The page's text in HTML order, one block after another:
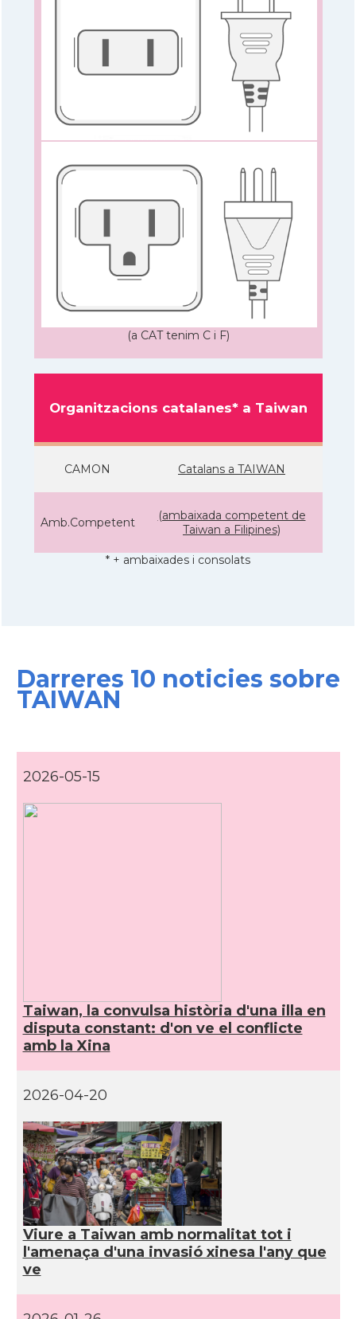
(a CAT tenim C i F)
Organitzacions catalanes* a Taiwan
CAMON Catalans a TAIWAN
Amb.Competent
(ambaixada competent de
Taiwan a Filipines)
* + ambaixades i consolats
Darreres 10 noticies sobre
TAIWAN
2026-05-15
Taiwan, la convulsa història d'una illa en
disputa constant: d'on ve el conflicte
amb la Xina
2026-04-20
Viure a Taiwan amb normalitat tot i
l'amenaça d'una invasió xinesa l'any que
ve